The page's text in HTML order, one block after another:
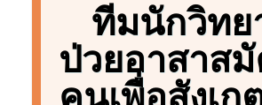
ทีมนักวิทย
ป่วยอาสาส
คนเพื่อสังเ